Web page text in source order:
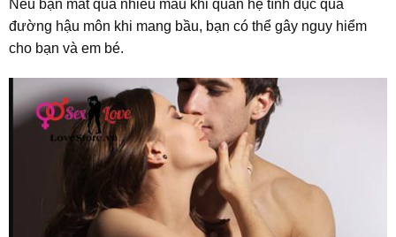
Nếu bạn mất quá nhiều máu khi quan hệ tình dục qua
đường hậu môn khi mang bầu, bạn có thể gây nguy hiểm
cho bạn và em bé.